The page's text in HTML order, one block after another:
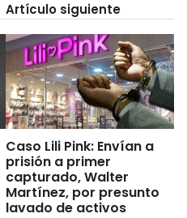
Artículo siguiente
Caso Lili Pink: Envían a
prisión a primer
capturado, Walter
Martínez, por presunto
lavado de activos